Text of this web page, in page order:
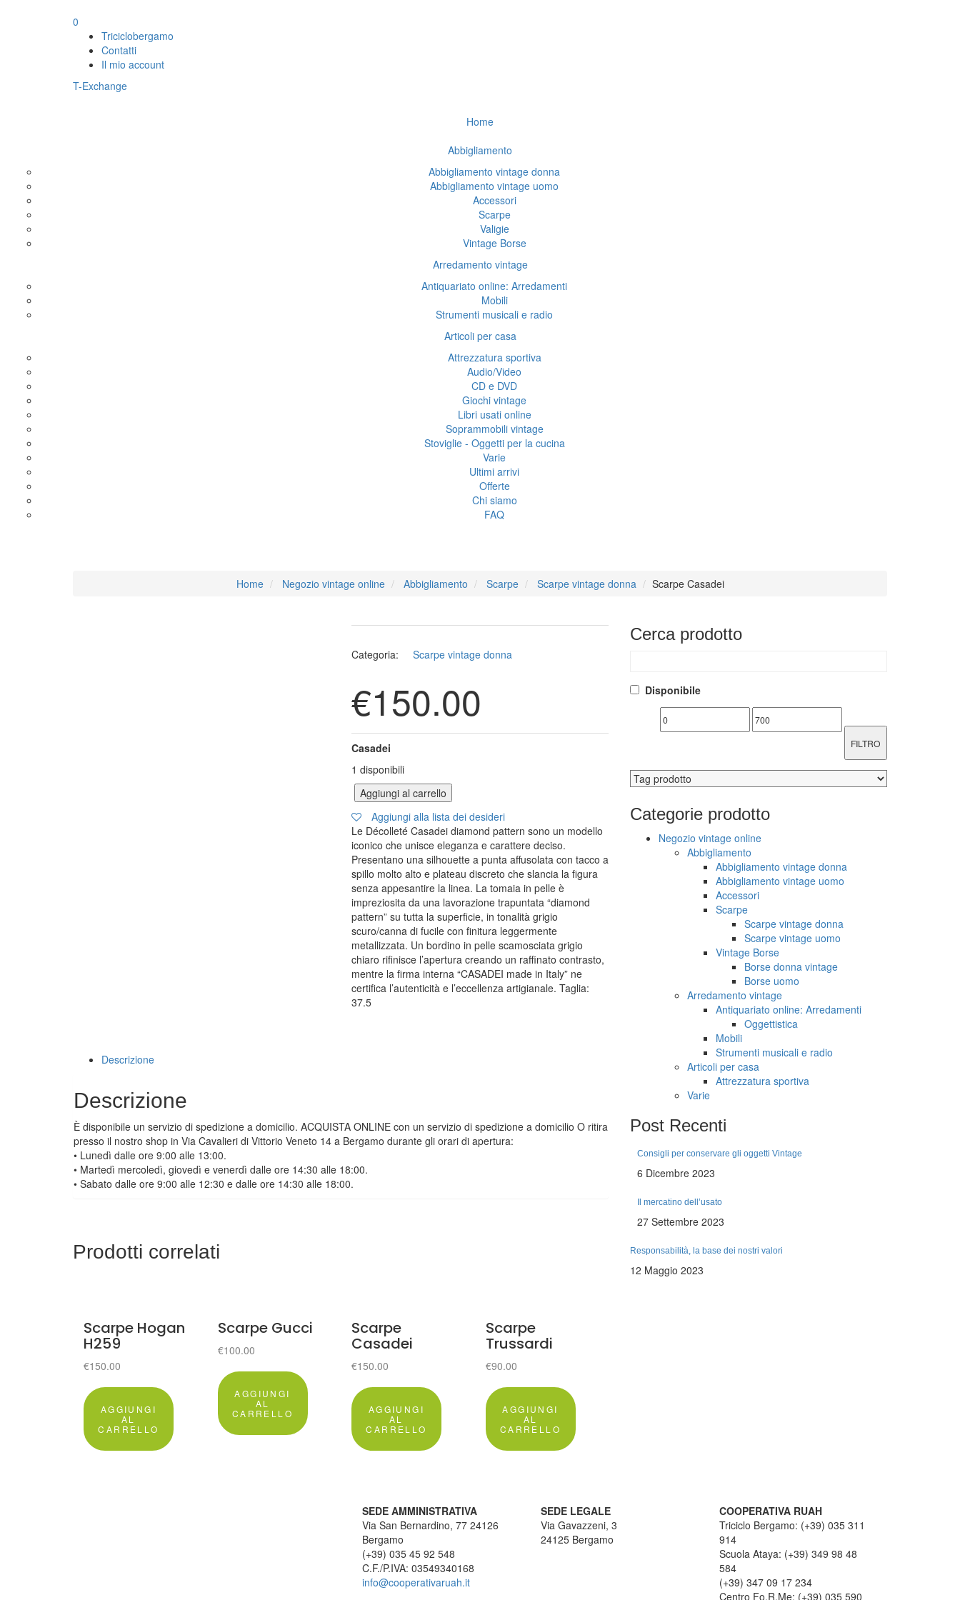
0
Triciclobergamo
Contatti
Il mio account
T-Exchange
Home
Abbigliamento
Abbigliamento vintage donna
Abbigliamento vintage uomo
Accessori
Scarpe
Valigie
Vintage Borse
Arredamento vintage
Antiquariato online: Arredamenti
Mobili
Strumenti musicali e radio
Articoli per casa
Attrezzatura sportiva
Audio/Video
CD e DVD
Giochi vintage
Libri usati online
Soprammobili vintage
Stoviglie - Oggetti per la cucina
Varie
Ultimi arrivi
Offerte
Chi siamo
FAQ
Home Negozio vintage online Abbigliamento Scarpe Scarpe vintage donna Scarpe Casadei
Categoria: Scarpe vintage donna
€150.00
Casadei
1 disponibili
Scarpe Casadei quantità
Aggiungi al carrello
Aggiungi alla lista dei desideri
Le Décolleté Casadei diamond pattern sono un modello
iconico che unisce eleganza e carattere deciso.
Presentano una silhouette a punta affusolata con tacco a
spillo molto alto e plateau discreto che slancia la figura
senza appesantire la linea. La tomaia in pelle è
impreziosita da una lavorazione trapuntata “diamond
pattern” su tutta la superficie, in tonalità grigio
scuro/canna di fucile con finitura leggermente
metallizzata. Un bordino in pelle scamosciata grigio
chiaro rifinisce l’apertura creando un raffinato contrasto,
mentre la firma interna “CASADEI made in Italy” ne
certifica l’autenticità e l’eccellenza artigianale. Taglia:
37.5
Descrizione
Descrizione
È disponibile un servizio di spedizione a domicilio. ACQUISTA ONLINE con un servizio di spedizione a domicilio O ritira
presso il nostro shop in Via Cavalieri di Vittorio Veneto 14 a Bergamo durante gli orari di apertura:
• Lunedì dalle ore 9:00 alle 13:00.
• Martedì mercoledì, giovedì e venerdì dalle ore 14:30 alle 18:00.
• Sabato dalle ore 9:00 alle 12:30 e dalle ore 14:30 alle 18:00.
Prodotti correlati
Scarpe Hogan
H259
€150.00
AGGIUNGI
AL
CARRELLO
Scarpe Gucci
€100.00
AGGIUNGI
AL
CARRELLO
Scarpe
Casadei
€150.00
AGGIUNGI
AL
CARRELLO
Scarpe
Trussardi
€90.00
AGGIUNGI
AL
CARRELLO
Cerca prodotto
Disponibile
FILTRO
Categorie prodotto
Negozio vintage online
Abbigliamento
Abbigliamento vintage donna
Abbigliamento vintage uomo
Accessori
Scarpe
Scarpe vintage donna
Scarpe vintage uomo
Vintage Borse
Borse donna vintage
Borse uomo
Arredamento vintage
Antiquariato online: Arredamenti
Oggettistica
Mobili
Strumenti musicali e radio
Articoli per casa
Attrezzatura sportiva
Varie
Post Recenti
Consigli per conservare gli oggetti Vintage
6 Dicembre 2023
Il mercatino dell’usato
27 Settembre 2023
Responsabilità, la base dei nostri valori
12 Maggio 2023
SEDE AMMINISTRATIVA
Via San Bernardino, 77 24126
Bergamo
(+39) 035 45 92 548
C.F./P.IVA: 03549340168
info@cooperativaruah.it
SEDE LEGALE
Via Gavazzeni, 3
24125 Bergamo
COOPERATIVA RUAH
Triciclo Bergamo: (+39) 035 311
914
Scuola Ataya: (+39) 349 98 48
584
(+39) 347 09 17 234
Centro Fo.R.Me: (+39) 035 590